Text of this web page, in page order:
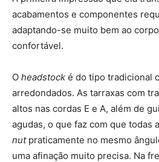
acabamentos e componentes
adaptando-se muito bem ao
confortável.
O headstock é do tipo tradicional
arredondados. As tarraxas com
altos nas cordas E e A, além de
agudas, o que faz com que todas
nut praticamente no mesmo
uma afinação muito precisa. Na